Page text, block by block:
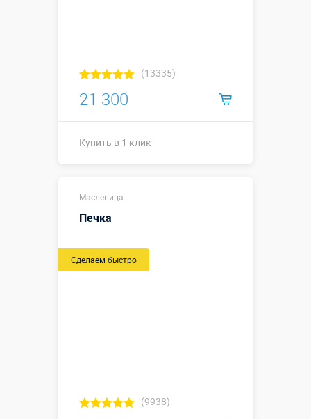
(13335)
21 300
Купить в 1 клик
Масленица
Печка
Сделаем быстро
(9938)